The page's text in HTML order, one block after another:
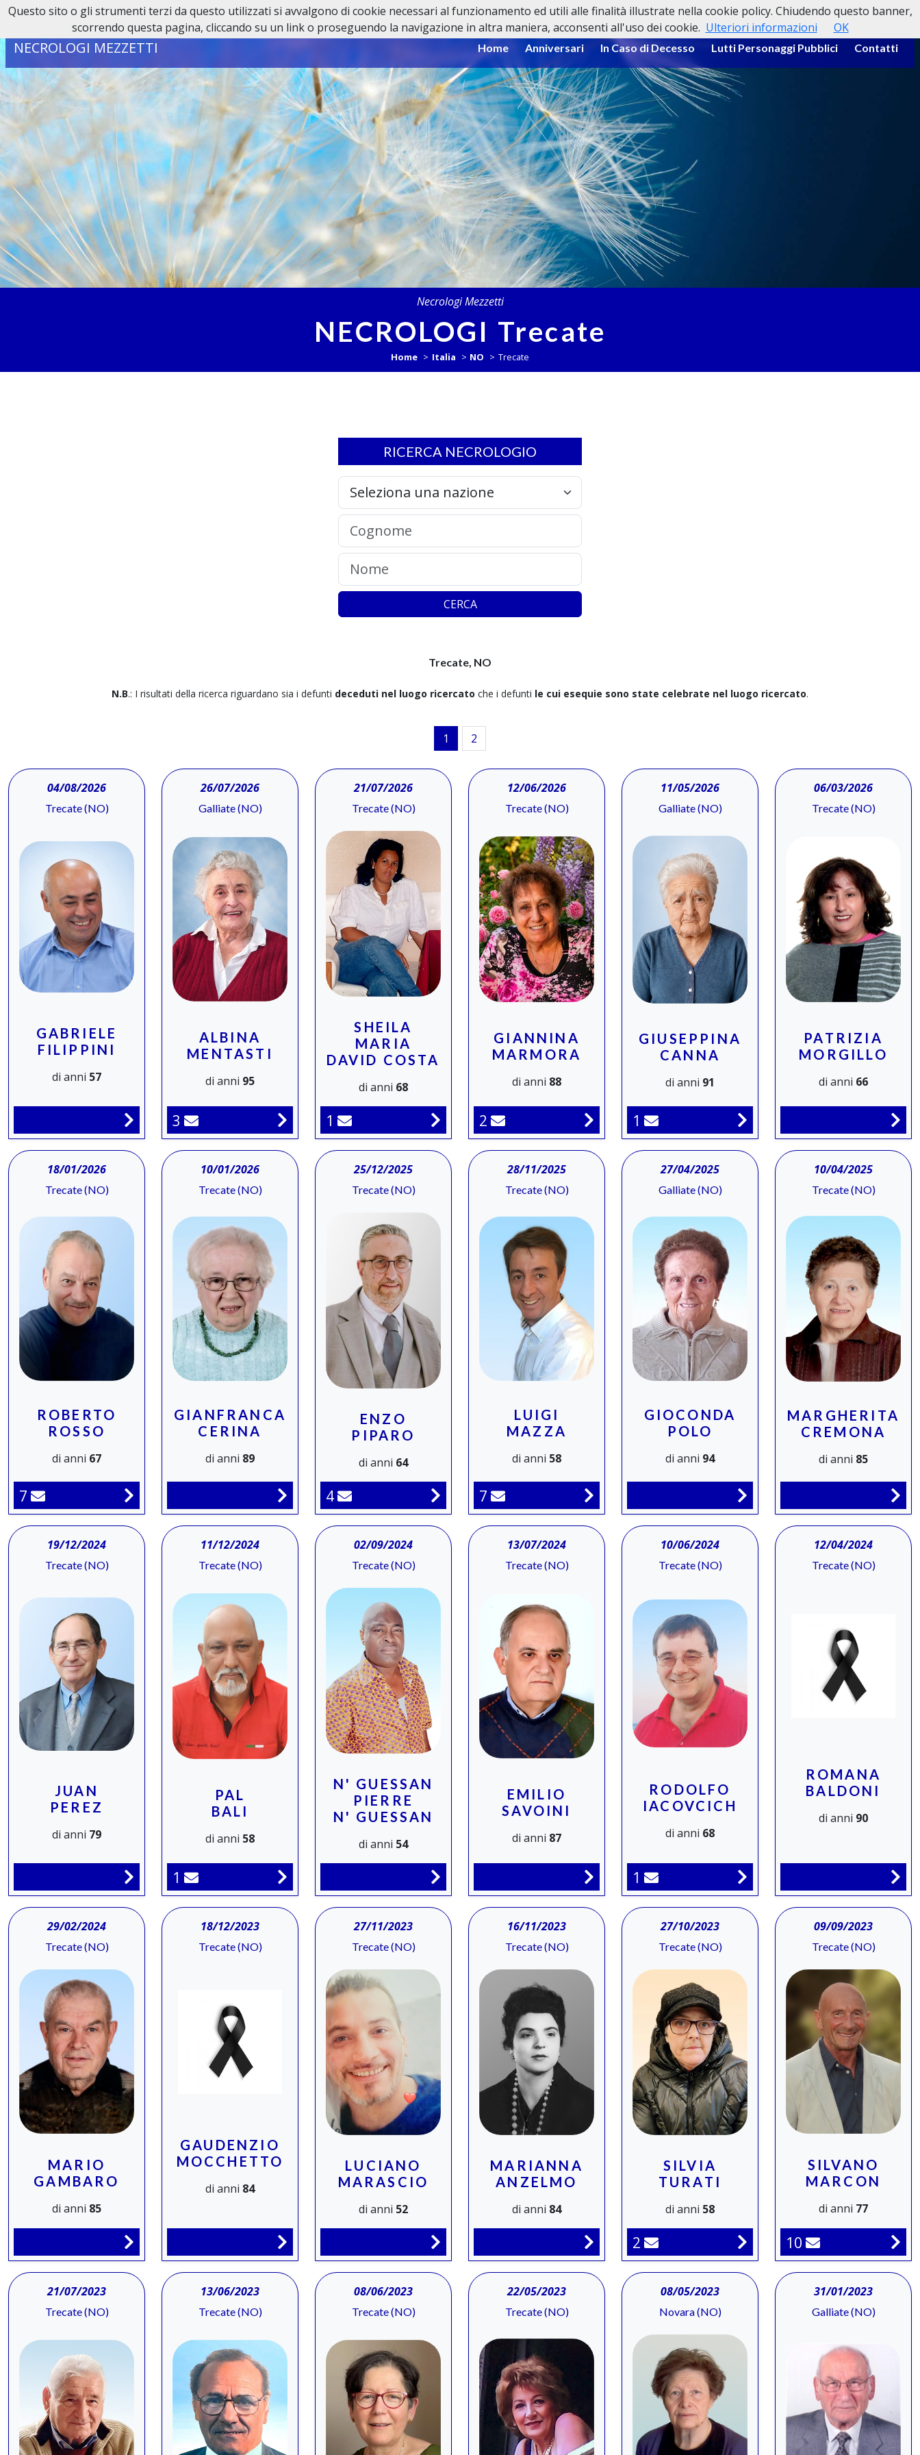
Reperibilità H24: 0321 80 65 95
NECROLOGI MEZZETTI Home Anniversari In Caso di Decesso Lutti Personaggi Pubblici Contatti
Necrologi Mezzetti
NECROLOGI Trecate
Home Italia NO Trecate
RICERCA NECROLOGIO
CERCA
Trecate, NO
N.B.: I risultati della ricerca riguardano sia i defunti deceduti nel luogo ricercato che i defunti le cui esequie sono state celebrate nel luogo ricercato.
1 2
04/08/2026
Trecate (NO)
GABRIELE
FILIPPINI
di anni 57
26/07/2026
Galliate (NO)
ALBINA
MENTASTI
di anni 95
3
21/07/2026
Trecate (NO)
SHEILA
MARIA
DAVID COSTA
di anni 68
1
12/06/2026
Trecate (NO)
GIANNINA
MARMORA
di anni 88
2
11/05/2026
Galliate (NO)
GIUSEPPINA
CANNA
di anni 91
1
06/03/2026
Trecate (NO)
PATRIZIA
MORGILLO
di anni 66
18/01/2026
Trecate (NO)
ROBERTO
ROSSO
di anni 67
7
10/01/2026
Trecate (NO)
GIANFRANCA
CERINA
di anni 89
25/12/2025
Trecate (NO)
ENZO
PIPARO
di anni 64
4
28/11/2025
Trecate (NO)
LUIGI
MAZZA
di anni 58
7
27/04/2025
Galliate (NO)
GIOCONDA
POLO
di anni 94
10/04/2025
Trecate (NO)
MARGHERITA
CREMONA
di anni 85
19/12/2024
Trecate (NO)
JUAN
PEREZ
di anni 79
11/12/2024
Trecate (NO)
PAL
BALI
di anni 58
1
02/09/2024
Trecate (NO)
N' GUESSAN
PIERRE
N' GUESSAN
di anni 54
13/07/2024
Trecate (NO)
EMILIO
SAVOINI
di anni 87
10/06/2024
Trecate (NO)
RODOLFO
IACOVCICH
di anni 68
1
12/04/2024
Trecate (NO)
ROMANA
BALDONI
di anni 90
29/02/2024
Trecate (NO)
MARIO
GAMBARO
di anni 85
18/12/2023
Trecate (NO)
GAUDENZIO
MOCCHETTO
di anni 84
27/11/2023
Trecate (NO)
LUCIANO
MARASCIO
di anni 52
16/11/2023
Trecate (NO)
MARIANNA
ANZELMO
di anni 84
27/10/2023
Trecate (NO)
SILVIA
TURATI
di anni 58
2
09/09/2023
Trecate (NO)
SILVANO
MARCON
di anni 77
10
21/07/2023
Trecate (NO)
13/06/2023
Trecate (NO)
08/06/2023
Trecate (NO)
22/05/2023
Trecate (NO)
08/05/2023
Novara (NO)
31/01/2023
Galliate (NO)
Questo sito o gli strumenti terzi da questo utilizzati si avvalgono di cookie necessari al funzionamento ed utili alle finalità illustrate nella cookie policy. Chiudendo questo banner,
scorrendo questa pagina, cliccando su un link o proseguendo la navigazione in altra maniera, acconsenti all'uso dei cookie. Ulteriori informazioni OK